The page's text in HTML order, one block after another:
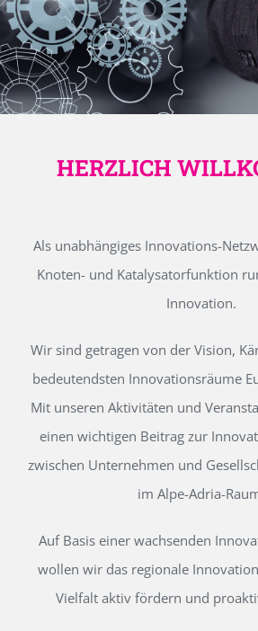
HERZLICH
Als unabhängiges Innovations-
Knoten- und Katalysatorfunktion
Innovation.
Wir sind getragen von der Vision,
bedeutendsten Innovationsräume
Mit unseren Aktivitäten und
einen wichtigen Beitrag zur
zwischen Unternehmen und
im Alpe-Adria-
Auf Basis einer wachsenden
wollen wir das regionale
Vielfalt aktiv fördern und